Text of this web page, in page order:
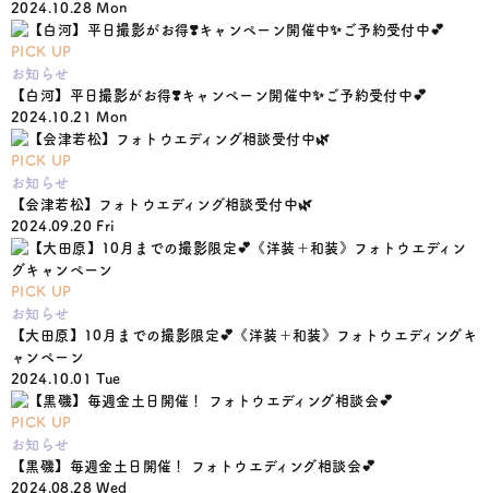
2024.10.28 Mon
PICK UP
お知らせ
【白河】平日撮影がお得❣️キャンペーン開催中✨ご予約受付中💕
2024.10.21 Mon
PICK UP
お知らせ
【会津若松】フォトウエディング相談受付中🌿
2024.09.20 Fri
PICK UP
お知らせ
【大田原】10月までの撮影限定💕《洋装＋和装》フォトウエディングキ
ャンペーン
2024.10.01 Tue
PICK UP
お知らせ
【黒磯】毎週金土日開催！ フォトウエディング相談会💕
2024.08.28 Wed